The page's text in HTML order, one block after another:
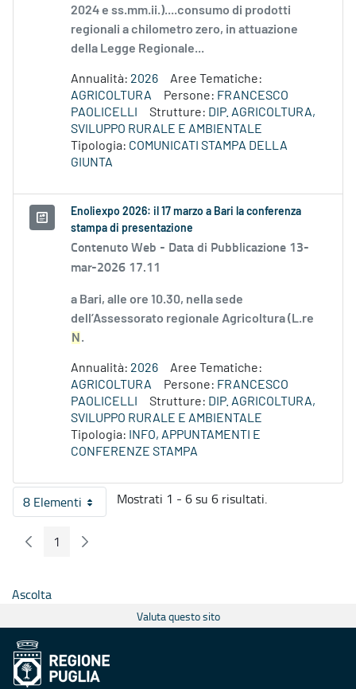
2024 e ss.mm.ii.)....consumo di prodotti
regionali a chilometro zero, in attuazione
della Legge Regionale...
Annualità: 2026
Aree Tematiche:
AGRICOLTURA
Persone: FRANCESCO
PAOLICELLI
Strutture: DIP. AGRICOLTURA,
SVILUPPO RURALE E AMBIENTALE
Tipologia: COMUNICATI STAMPA DELLA
GIUNTA
Enoliexpo 2026: il 17 marzo a Bari la conferenza
stampa di presentazione
Contenuto Web - Data di Pubblicazione 13-
mar-2026 17.11
a Bari, alle ore 10.30, nella sede
dell’Assessorato regionale Agricoltura (L.re
N .
Annualità: 2026
Aree Tematiche:
AGRICOLTURA
Persone: FRANCESCO
PAOLICELLI
Strutture: DIP. AGRICOLTURA,
SVILUPPO RURALE E AMBIENTALE
Tipologia:
INFO, APPUNTAMENTI E
CONFERENZE STAMPA
8 ElementiPer pagina
Mostrati 1 - 6 su 6 risultati.
Pagina Precedente
Pagina
1 Pagina Seguente
Ascolta
Valuta questo sito